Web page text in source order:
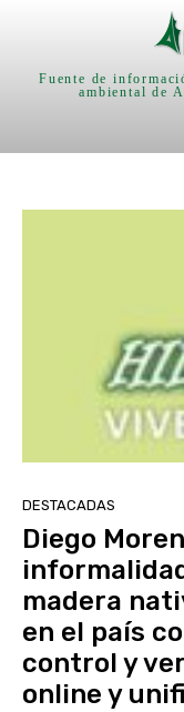
Fuente de
ambiental de
DESTACADAS
Diego
madera
en el país
control y
online y